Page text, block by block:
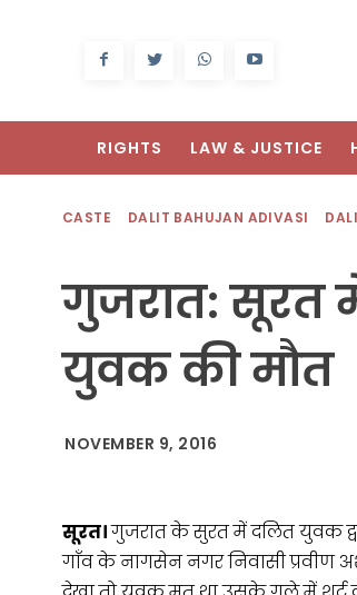
RIGHTS LAW & JUSTICE
CASTE DALIT BAHUJAN ADIVASI
गुजरात: सूरत
युवक की मौत
NOVEMBER 9, 2016
सूरत।गुजरात के सुरत में दलित युवक
गाँव के नागसेन नगर निवासी प्रवीण